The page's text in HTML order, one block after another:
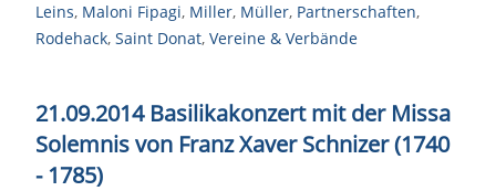
Leins, Maloni Fipagi, Miller, Müller, Partnerschaften,
Rodehack, Saint Donat, Vereine & Verbände
21.09.2014 Basilikakonzert mit der Missa
Solemnis von Franz Xaver Schnizer (1740
- 1785)